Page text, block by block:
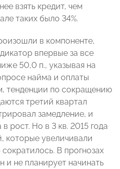
взять кредит, чем
таких было 34%.
в компоненте,
впервые за все
50,0 п., указывая на
найма и оплаты
тенденции по сокращению
третий квартал
замедление, и
рост. Но в 3 кв. 2015 года
которые увеличивали
В прогнозах
и не планирует начинать